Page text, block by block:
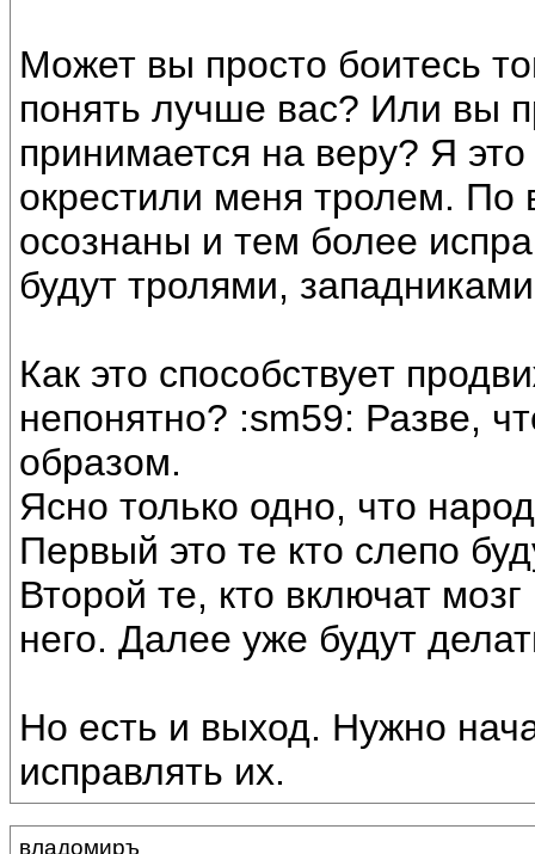
Может вы просто боитесь
понять лучше вас? Или вы
принимается на веру? Я
окрестили меня тролем.
осознаны и тем более
будут тролями,
Как это способствует
непонятно? :sm59: Разве,
образом.
Ясно только одно, что
Первый это те кто слепо
Второй те, кто включат
него. Далее уже будут
Но есть и выход. Нужно
исправлять их.
владомиръ